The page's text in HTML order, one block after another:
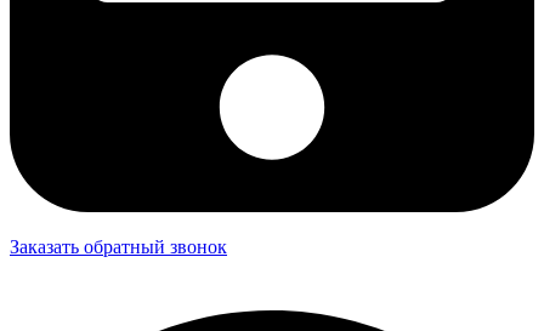
Заказать обратный звонок